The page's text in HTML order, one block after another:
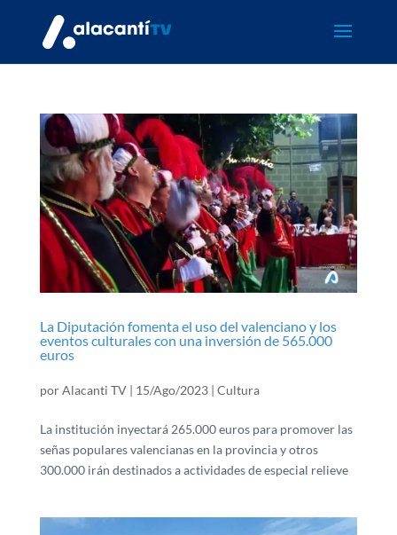
La Diputación fomenta el uso del valenciano y los
eventos culturales con una inversión de 565.000
euros
porAlacanti TV| 15/Ago/2023| Cultura
La institución inyectará 265.000 euros para promover las
señas populares valencianas en la provincia y otros
300.000 irán destinados a actividades de especial relieve